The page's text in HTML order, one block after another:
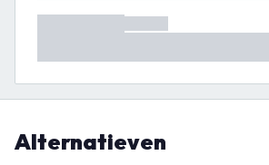
Alternatieven